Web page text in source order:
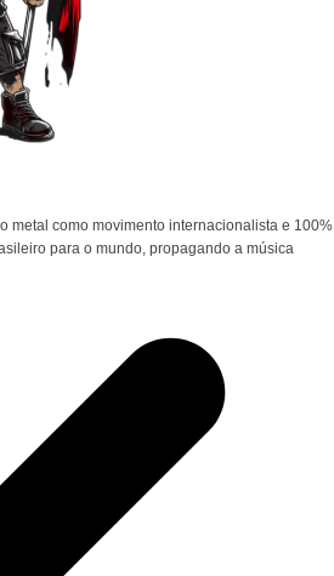
metal como movimento internacionalista e 100%
para o mundo, propagando a música